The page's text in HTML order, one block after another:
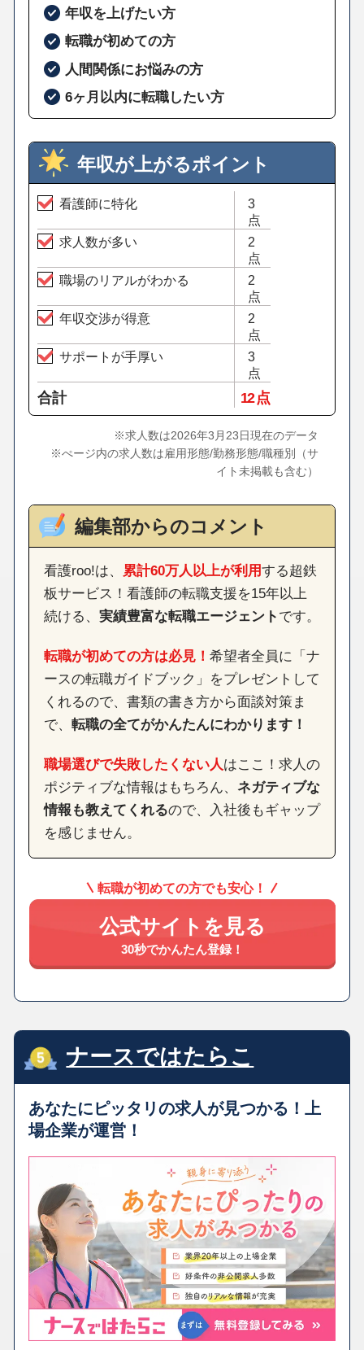
年収を上げたい方
転職が初めての方
人間関係にお悩みの方
6ヶ月以内に転職したい方
年収が上がるポイント
看護師に特化
3
点
求人数が多い
2
点
職場のリアルがわかる
2
点
年収交渉が得意
2
点
サポートが手厚い
3
点
合計 12 点
※求人数は2026年3月23日現在のデータ
※ぺージ内の求人数は雇用形態/勤務形態/職種別（サ
イト未掲載も含む）
編集部からのコメント
看護roo!は、 累計60万人以上が利用する超鉄
板サービス！看護師の転職支援を15年以上
続ける、 実績豊富な転職エージェント です。
転職が初めての方は必見！ 希望者全員に「ナ
ースの転職ガイドブック」をプレゼントして
くれるので、書類の書き方から面談対策ま
で、 転職の全てがかんたんにわかります！
職場選びで失敗したくない人はここ！求人の
ポジティブな情報はもちろん、 ネガティブな
情報も教えてくれるので、入社後もギャップ
を感じません。
転職が初めての方でも安心！
公式サイトを見る
30秒でかんたん登録！
ナースではたらこ
あなたにピッタリの求人が見つかる！上
場企業が運営！